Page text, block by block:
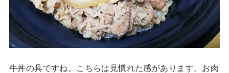
牛丼の具ですね。こちらは見慣れた感があります。お肉